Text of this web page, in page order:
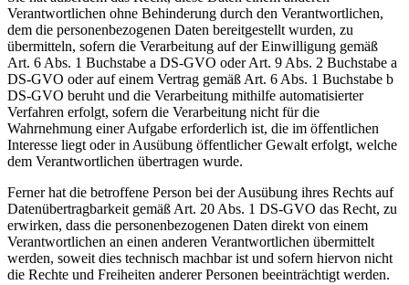
Verantwortlichen ohne Behinderung durch den Verantwortlichen,
dem die personenbezogenen Daten bereitgestellt wurden, zu
übermitteln, sofern die Verarbeitung auf der Einwilligung gemäß
Art. 6 Abs. 1 Buchstabe a DS-GVO oder Art. 9 Abs. 2 Buchstabe a
DS-GVO oder auf einem Vertrag gemäß Art. 6 Abs. 1 Buchstabe b
DS-GVO beruht und die Verarbeitung mithilfe automatisierter
Verfahren erfolgt, sofern die Verarbeitung nicht für die
Wahrnehmung einer Aufgabe erforderlich ist, die im öffentlichen
Interesse liegt oder in Ausübung öffentlicher Gewalt erfolgt, welche
dem Verantwortlichen übertragen wurde.
Ferner hat die betroffene Person bei der Ausübung ihres Rechts auf
Datenübertragbarkeit gemäß Art. 20 Abs. 1 DS-GVO das Recht, zu
erwirken, dass die personenbezogenen Daten direkt von einem
Verantwortlichen an einen anderen Verantwortlichen übermittelt
werden, soweit dies technisch machbar ist und sofern hiervon nicht
die Rechte und Freiheiten anderer Personen beeinträchtigt werden.